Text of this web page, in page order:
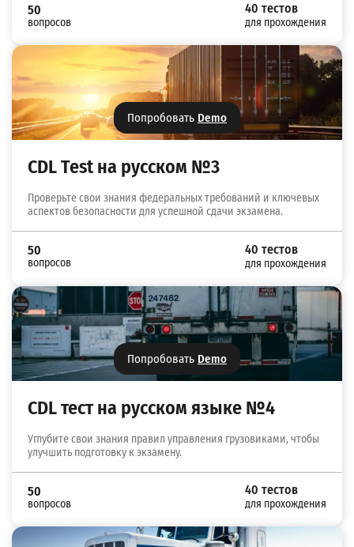
50
вопросов
40 тестов
для прохождения
Попробовать Demo
CDL Test на русском №3
Проверьте свои знания федеральных требований и ключевых
аспектов безопасности для успешной сдачи экзамена.
50
вопросов
40 тестов
для прохождения
Попробовать Demo
CDL тест на русском языке №4
Углубите свои знания правил управления грузовиками, чтобы
улучшить подготовку к экзамену.
50
вопросов
40 тестов
для прохождения